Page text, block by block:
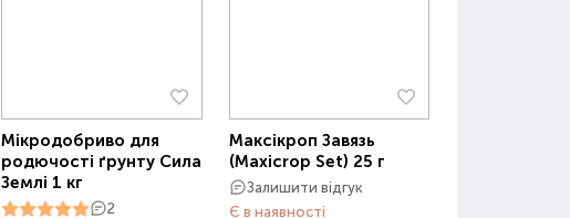
Мікродобриво для
родючості ґрунту Сила
Землі 1 кг
2
Максікроп Завязь
(Maxicrop Set) 25 г
Залишити відгук
Є в наявності